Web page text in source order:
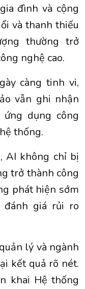
đình và cộng
và thanh thiếu
thường trở
nghệ cao.
càng tinh vi,
vẫn ghi nhận
dụng công
thống.
AI không chỉ bị
trở thành công
phát hiện sớm
đánh giá rủi ro
lý và ngành
kết quả rõ nét.
khai Hệ thống